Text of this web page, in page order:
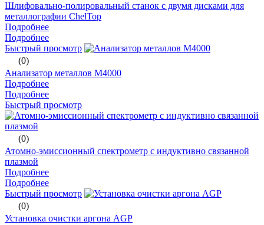
Шлифовально-полировальный станок с двумя дисками для
металлографии ChelTop
Подробнее
Подробнее
Быстрый просмотр
(0)
Анализатор металлов М4000
Подробнее
Подробнее
Быстрый просмотр
(0)
Атомно-эмиссионный спектрометр с индуктивно связанной
плазмой
Подробнее
Подробнее
Быстрый просмотр
(0)
Установка очистки аргона AGP